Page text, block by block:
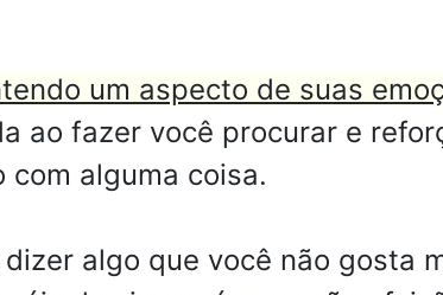
um aspecto de suas
ao fazer você procurar e
alguma coisa.
algo que você não gosta